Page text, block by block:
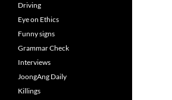
Driving
Eye on Ethics
Funny signs
Grammar Check
Interviews
JoongAng Daily
Killings